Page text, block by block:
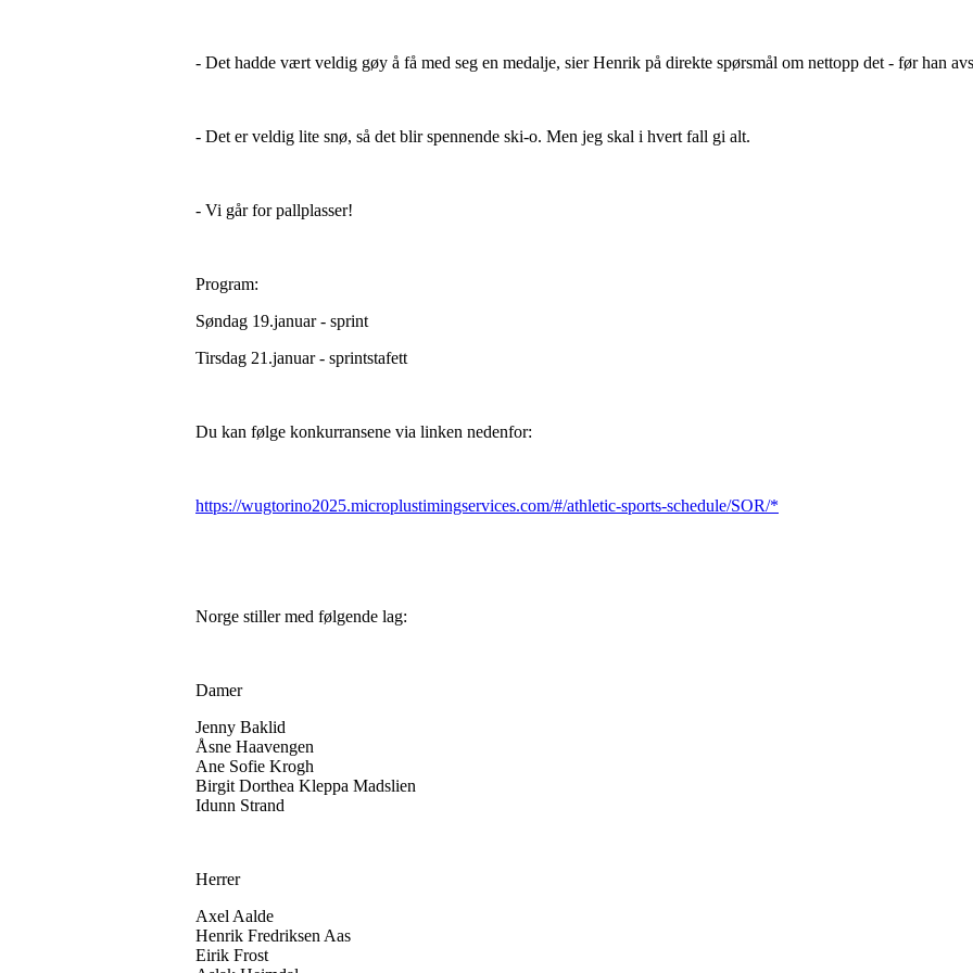
- Det hadde vært veldig gøy å få med seg en medalje, sier Henrik på direkte spørsmål om nettopp det - før han
- Det er veldig lite snø, så det blir spennende ski-o. Men jeg skal i hvert fall gi alt.
- Vi går for pallplasser!
Program:
Søndag 19.januar - sprint
Tirsdag 21.januar - sprintstafett
Du kan følge konkurransene via linken nedenfor:
https://wugtorino2025.microplustimingservices.com/#/athletic-sports-schedule/SOR/*
Norge stiller med følgende lag:
Damer
Jenny Baklid
Åsne Haavengen
Ane Sofie Krogh
Birgit Dorthea Kleppa Madslien
Idunn Strand
Herrer
Axel Aalde
Henrik Fredriksen Aas
Eirik Frost